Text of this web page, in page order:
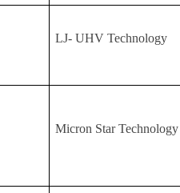
LJ- UHV Technology
Micron Star Technology